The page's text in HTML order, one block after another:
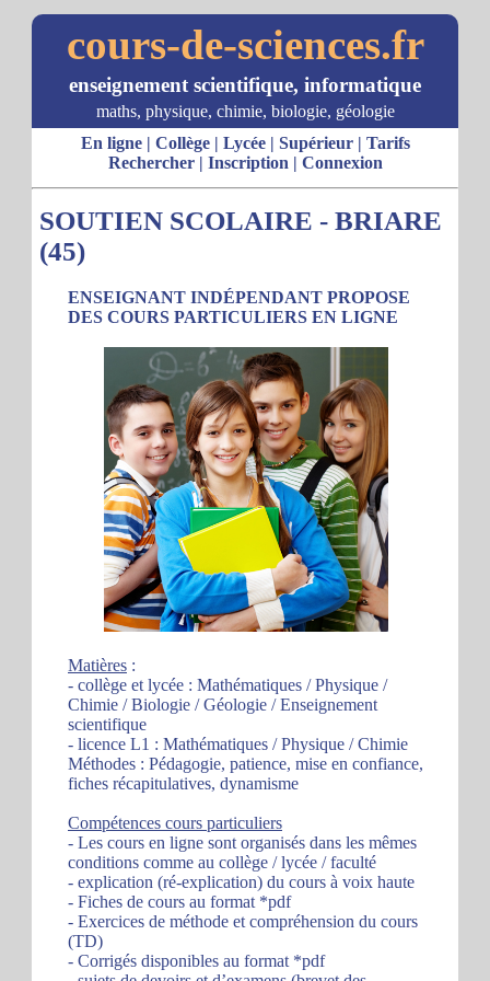
cours-de-sciences.fr
enseignement scientifique, informatique
maths, physique, chimie, biologie, géologie
En ligne| Collège| Lycée| Supérieur| Tarifs
Rechercher| Inscription | Connexion
SOUTIEN SCOLAIRE - BRIARE
(45)
ENSEIGNANT INDÉPENDANT PROPOSE
DES COURS PARTICULIERS EN LIGNE
Matières :
- collège et lycée : Mathématiques / Physique /
Chimie / Biologie / Géologie / Enseignement
scientifique
- licence L1 : Mathématiques / Physique / Chimie
Méthodes : Pédagogie, patience, mise en confiance,
fiches récapitulatives, dynamisme
Compétences cours particuliers
- Les cours en ligne sont organisés dans les mêmes
conditions comme au collège / lycée / faculté
- explication (ré-explication) du cours à voix haute
- Fiches de cours au format *pdf
- Exercices de méthode et compréhension du cours
(TD)
- Corrigés disponibles au format *pdf